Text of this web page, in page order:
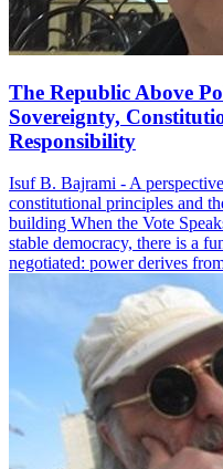
The Republic Above
Sovereignty,
Responsibility
Isuf B. Bajrami - A
constitutional principles and
building When the Vote
stable democracy, there is a
negotiated: power derives